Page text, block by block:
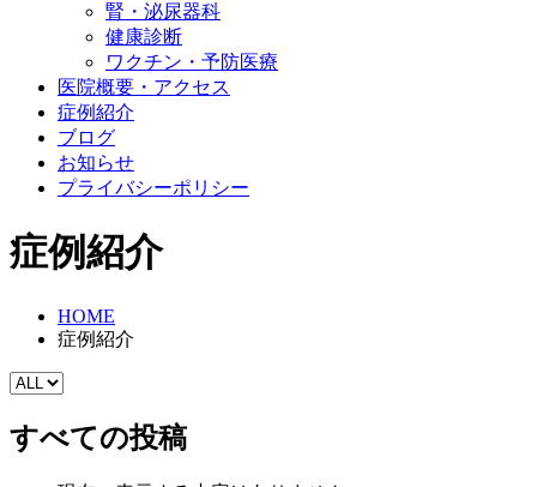
腎・泌尿器科
健康診断
ワクチン・予防医療
医院概要・アクセス
症例紹介
ブログ
お知らせ
プライバシーポリシー
症例紹介
HOME
症例紹介
すべての投稿